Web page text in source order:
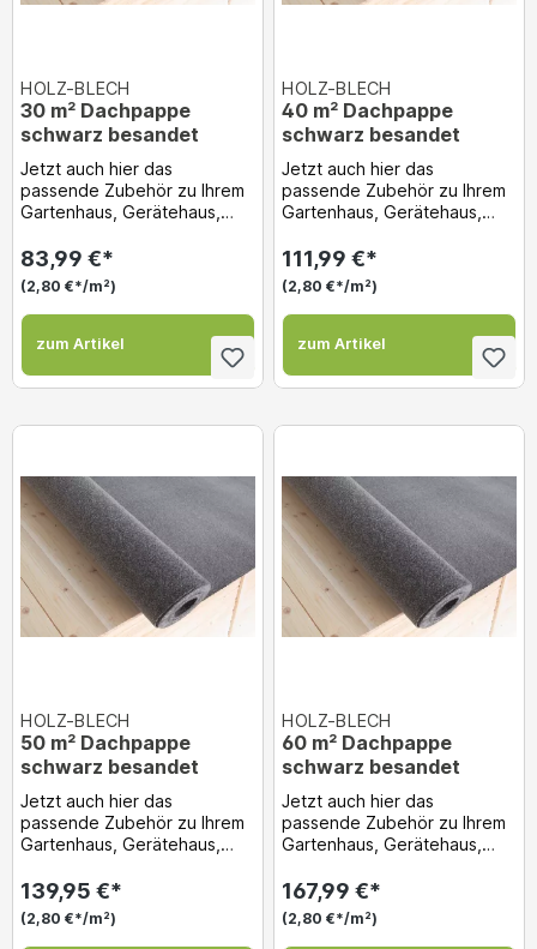
HOLZ-BLECH
30 m² Dachpappe
schwarz besandet
Jetzt auch hier das
passende Zubehör zu Ihrem
Gartenhaus, Gerätehaus,
bestellen! Dachpappe...
83,99 €*
(2,80 €*/m²)
zum Artikel
HOLZ-BLECH
40 m² Dachpappe
schwarz besandet
Jetzt auch hier das
passende Zubehör zu Ihrem
Gartenhaus, Gerätehaus,
bestellen! Dachpappe...
111,99 €*
(2,80 €*/m²)
zum Artikel
HOLZ-BLECH
50 m² Dachpappe
schwarz besandet
Jetzt auch hier das
passende Zubehör zu Ihrem
Gartenhaus, Gerätehaus,
bestellen! Dachpappe...
139,95 €*
(2,80 €*/m²)
HOLZ-BLECH
60 m² Dachpappe
schwarz besandet
Jetzt auch hier das
passende Zubehör zu Ihrem
Gartenhaus, Gerätehaus,
bestellen! Dachpappe...
167,99 €*
(2,80 €*/m²)